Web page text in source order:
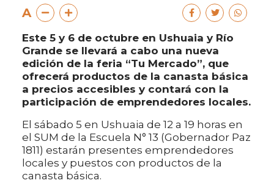
A
Este 5 y 6 de octubre en Ushuaia y Río
Grande se llevará a cabo una nueva
edición de la feria “Tu Mercado”, que
ofrecerá productos de la canasta básica
a precios accesibles y contará con la
participación de emprendedores locales.
El sábado 5 en Ushuaia de 12 a 19 horas en
el SUM de la Escuela N° 13 (Gobernador Paz
1811) estarán presentes emprendedores
locales y puestos con productos de la
canasta básica.